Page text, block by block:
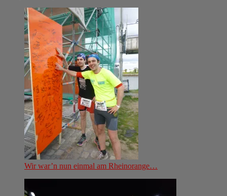
Wir war’n nun einmal am Rheinorange…